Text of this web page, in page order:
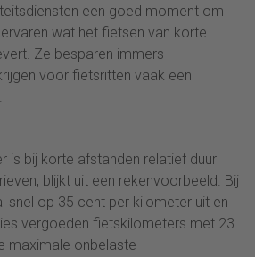
een goed moment om
wat het fietsen van korte
Ze besparen immers
voor fietsritten vaak een
is bij korte afstanden relatief duur
blijkt uit een rekenvoorbeeld. Bij
snel op 35 cent per kilometer uit en
vergoeden fietskilometers met 23
maximale onbelaste